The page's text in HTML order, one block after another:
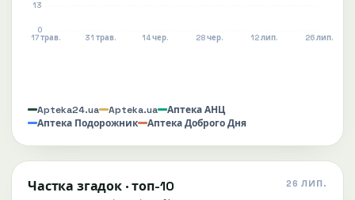
0
13
17 трав. 31 трав. 14 чер. 28 чер. 12 лип. 26 лип.
Apteka24.ua Apteka.ua
Аптека АНЦ
Аптека Подорожник
Аптека Доброго Дня
Частка згадок · топ-10 26 ЛИП.